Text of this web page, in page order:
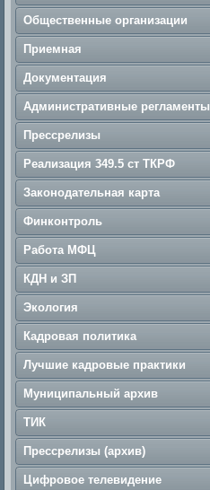
Общественные организации
Приемная
Документация
Административные регламенты
Прессрелизы
Реализация 349.5 ст ТКРФ
Законодательная карта
Финконтроль
Работа МФЦ
КДН и ЗП
Экология
Кадровая политика
Лучшие кадровые практики
Муниципальный архив
ТИК
Прессрелизы (архив)
Цифровое телевидение